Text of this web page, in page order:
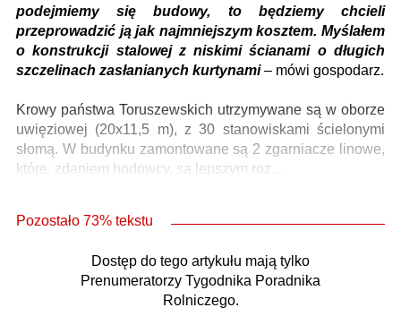
podejmiemy się budowy, to będziemy chcieli
przeprowadzić ją jak najmniejszym kosztem. Myślałem
o konstrukcji stalowej z niskimi ścianami o długich
szczelinach zasłanianych kurtynami – mówi gospodarz.
Krowy państwa Toruszewskich utrzymywane są w oborze
uwięziowej (20x11,5 m), z 30 stanowiskami ścielonymi
słomą. W budynku zamontowane są 2 zgarniacze linowe,
które, zdaniem hodowcy, są lepszym roz...
Pozostało 73% tekstu
Dostęp do tego artykułu mają tylko
Prenumeratorzy Tygodnika Poradnika
Rolniczego.